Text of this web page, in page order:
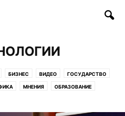
БИЗНЕС ВИДЕО ГОСУДАРСТВО
МНЕНИЯ ОБРАЗОВАНИЕ
ФИНАНСЫ ФОТО